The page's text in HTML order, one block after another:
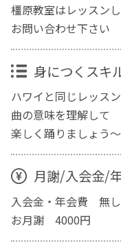
橿原教室はレッスン
お問い合わせ下さい
身につくスキ
ハワイと同じレッス
曲の意味を理解して
楽しく踊りましょう～
月謝/入会金/
入会金・年会費 無し
お月謝 4000円